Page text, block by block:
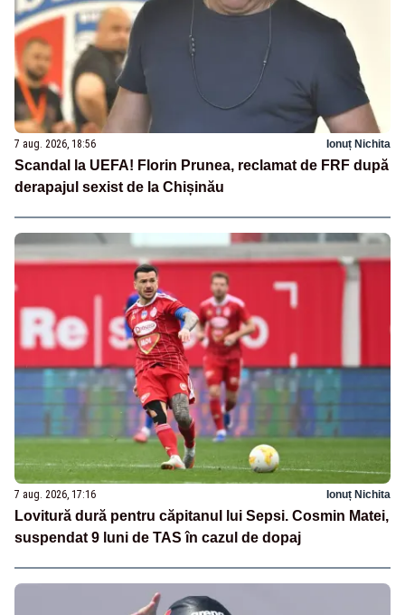
7 aug. 2026, 18:56 Ionuț Nichita
Scandal la UEFA! Florin Prunea, reclamat de FRF după
derapajul sexist de la Chișinău
7 aug. 2026, 17:16 Ionuț Nichita
Lovitură dură pentru căpitanul lui Sepsi. Cosmin Matei,
suspendat 9 luni de TAS în cazul de dopaj